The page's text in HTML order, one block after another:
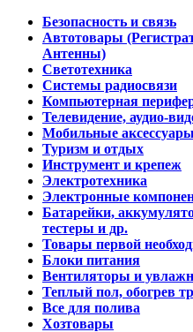
Безопасность и связь
Автотовары
Антенны)
Светотехника
Системы радиосвязи
Компьютерная
Телевидение, аудио-
Мобильные аксессуары
Туризм и отдых
Инструмент и крепеж
Электротехника
Электронные
Батарейки,
тестеры и др.
Товары первой
Блоки питания
Вентиляторы и
Теплый пол, обогрев
Все для полива
Хозтовары